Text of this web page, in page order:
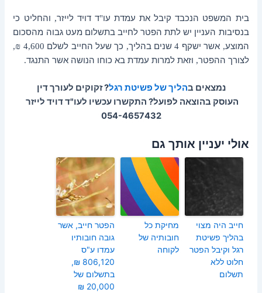
בית המשפט הנכבד קיבל את עמדת עו"ד דויד לייזר, והחליט כי
בנסיבות העניין יש לתת הפטר לחייב בתשלום מעט גבוה מהסכום
המוצע, אשר ישקף 4 שנים בהליך, כך שעל החייב לשלם 4,600 ₪,
לצורך ההפטר, וזאת למרות עמדת בא כוחו הנושה אשר התנגד.
נמצאים בהליך של פשיטת רגל? זקוקים לעורך דין
העוסק בהוצאה לפועל? התקשרו עכשיו לעו"ד דויד לייזר
054-4657432
אולי יעניין אותך גם
חייב היה מצוי
בהליך פשיטת
רגל וקיבל הפטר
חלוט ללא
תשלום
מחיקת כל
חובותיה של
לקוחה
הפטר חייב, אשר
גובה חובותיו
עמדו ע"ס
806,120 ₪,
בתשלום של
20,000 ₪